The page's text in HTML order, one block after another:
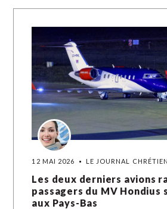
12 MAI 2026 LE JOURNAL CHRÉTIEN
Les deux derniers avions
passagers du MV Hondius
aux Pays-Bas